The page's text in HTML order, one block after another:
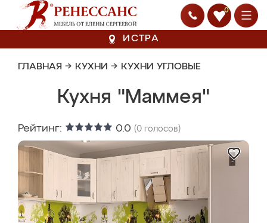
0
ИСТРА
ГЛАВНАЯ → КУХНИ → КУХНИ УГЛОВЫЕ
Кухня "Маммея"
Рейтинг: 0.0 (0 голосов)